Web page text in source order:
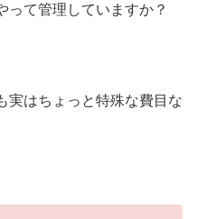
って管理していますか？
実はちょっと特殊な費目な